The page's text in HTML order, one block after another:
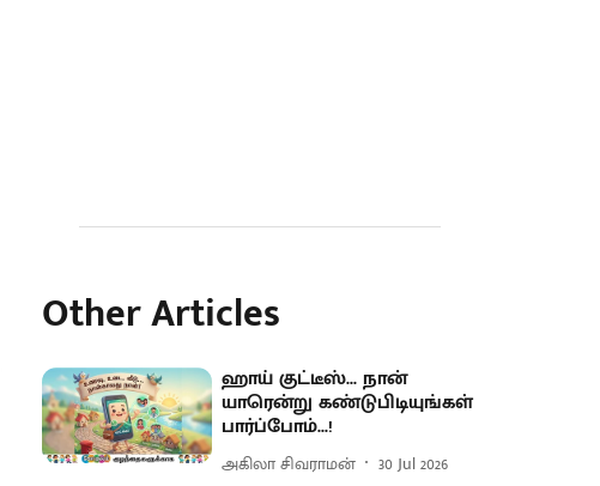
Other Articles
ஹாய் குட்டீஸ்... நான்
யாரென்று கண்டுபிடியுங்கள்
பார்ப்போம்...!
அகிலா சிவராமன் 30 Jul 2026